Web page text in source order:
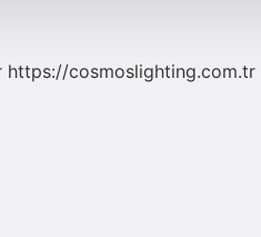
https://cosmoslighting.com.tr